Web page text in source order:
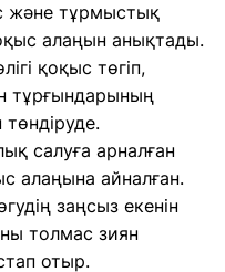
және тұрмыстық
алаңын анықтады.
қоқыс төгіп,
тұрғындарының
төндіруде.
салуға арналған
алаңына айналған.
заңсыз екенін
толмас зиян
отыр.